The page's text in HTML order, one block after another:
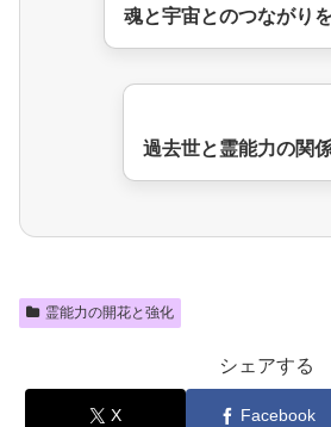
魂と宇宙とのつながり
過去世と霊能力の関
霊能力の開花と強化
シェアする
X Facebook